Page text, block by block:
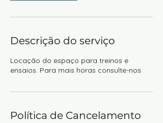
Descrição do serviço
Locação do espaço para treinos e
ensaios. Para mais horas consulte-nos
Política de Cancelamento